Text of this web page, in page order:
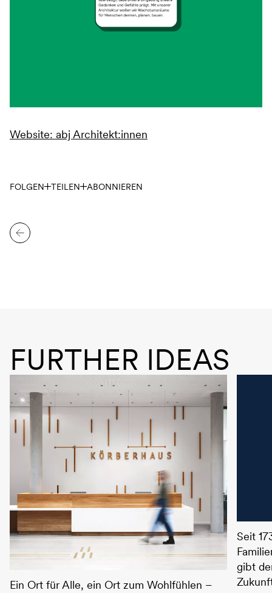
Website: abj Architekt:innen
FOLGEN TEILEN ABONNIEREN
FURTHER IDEAS
Ein Ort für Alle, ein Ort zum Wohlfühlen –
Seit
gibt